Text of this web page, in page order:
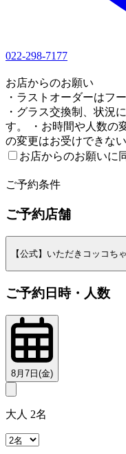
022-298-7177
お店からのお願い
・ラストオーダーはフ
・グラス交換制、状況
す。 ・お時間や人数の
の変更はお受けできな
お店からのお願いに
ご予約条件
ご予約店舗
【公式】いただきコッコち
ご予約日時・人数
8月7日(金)
大人 2名